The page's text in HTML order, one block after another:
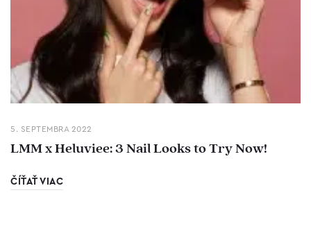
5. SEPTEMBRA 2022
LMM x Heluviee: 3 Nail Looks to Try Now!
ČÍŤAŤ VIAC